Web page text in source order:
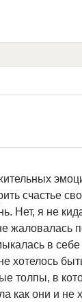
счастье
Нет, я не
жаловалась
в
хотелось
толпы, в
как они и не